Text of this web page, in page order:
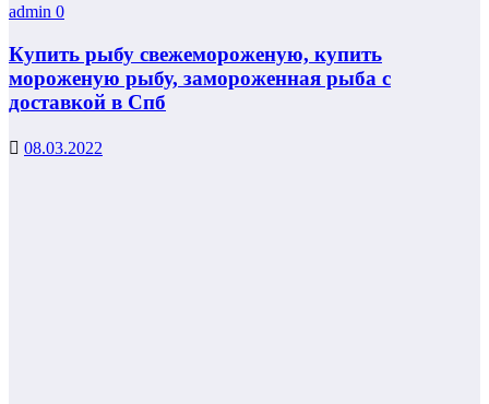
admin 0
Купить рыбу свежемороженую, купить
мороженую рыбу, замороженная рыба с
доставкой в Спб
08.03.2022